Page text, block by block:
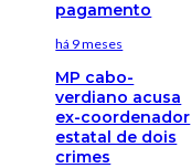
pagamento
há 9 meses
MP cabo-
verdiano acusa
ex-coordenador
estatal de dois
crimes